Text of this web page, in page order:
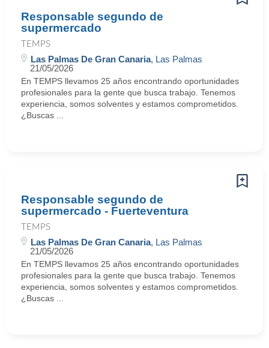
Responsable segundo de
supermercado
TEMPS
Las Palmas De Gran Canaria, Las Palmas
21/05/2026
En TEMPS llevamos 25 años encontrando oportunidades
profesionales para la gente que busca trabajo. Tenemos
experiencia, somos solventes y estamos comprometidos.
¿Buscas ...
Responsable segundo de
supermercado - Fuerteventura
TEMPS
Las Palmas De Gran Canaria, Las Palmas
21/05/2026
En TEMPS llevamos 25 años encontrando oportunidades
profesionales para la gente que busca trabajo. Tenemos
experiencia, somos solventes y estamos comprometidos.
¿Buscas ...